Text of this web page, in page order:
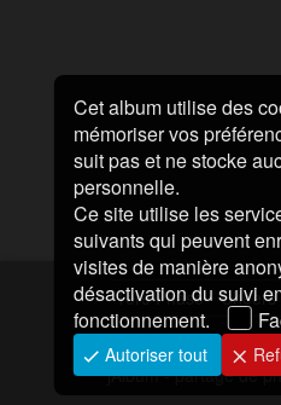
1ere Phase Cheers
Modifié le28/
jAlbum - partage de
Cet album utilise des
mémoriser vos
suit pas et ne stocke
personnelle.
Ce site utilise les
suivants qui peuvent
visites de manière
désactivation du suivi
fonctionnement.
Autoriser tout